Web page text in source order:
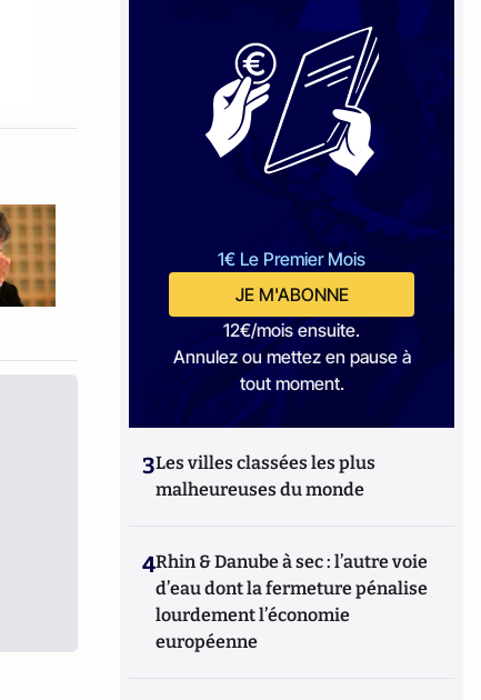
1€ Le Premier Mois
JE M'ABONNE
12€/mois ensuite.
Annulez ou mettez en pause à
tout moment.
3Les villes classées les plus
malheureuses du monde
4Rhin & Danube à sec : l’autre voie
d’eau dont la fermeture pénalise
lourdement l’économie
européenne